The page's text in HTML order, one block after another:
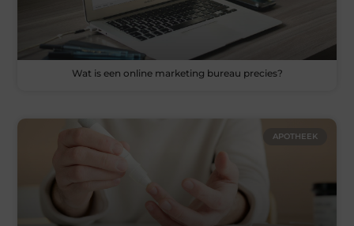
Wat is een online marketing bureau precies?
APOTHEEK